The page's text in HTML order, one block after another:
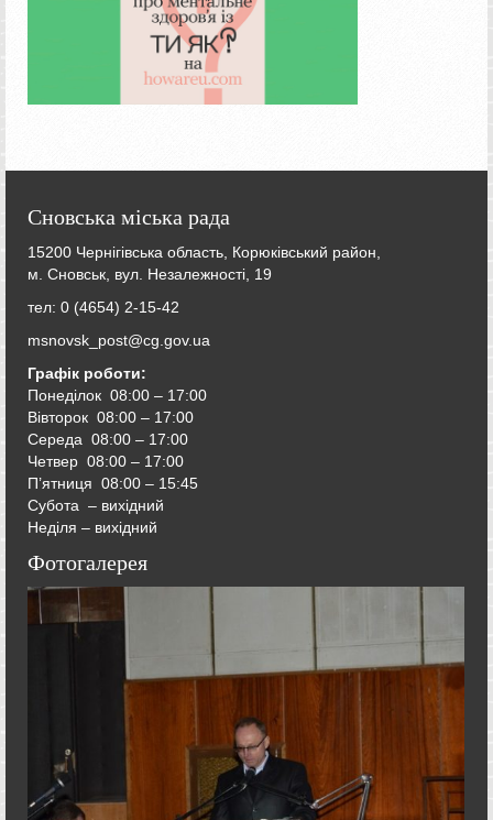
Сновська міська рада
15200 Чернігівська область, Корюківський район,
м. Сновськ, вул. Незалежності, 19
тел: 0 (4654) 2-15-42
msnovsk_post@cg.gov.ua
Графік роботи:
Понеділок 08:00 – 17:00
Вівторок 08:00 – 17:00
Середа 08:00 – 17:00
Четвер 08:00 – 17:00
П’ятниця 08:00 – 15:45
Субота – вихідний
Неділя – вихідний
Фотогалерея